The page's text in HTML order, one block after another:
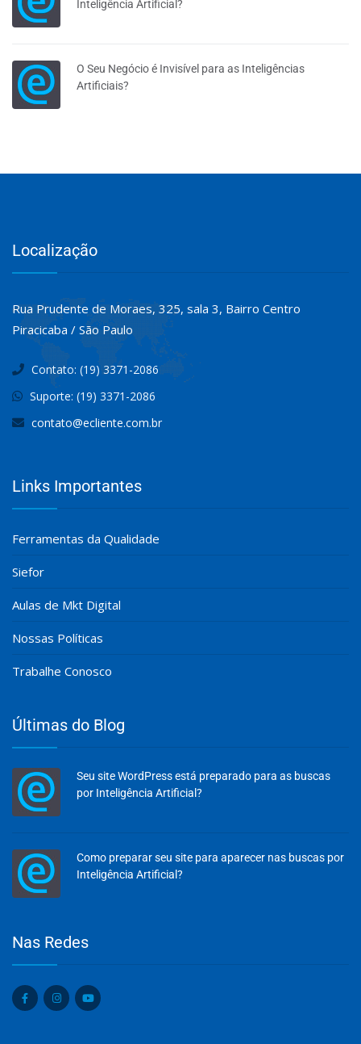
Inteligência Artificial?
O Seu Negócio é Invisível para as Inteligências
Artificiais?
Localização
Rua Prudente de Moraes, 325, sala 3, Bairro Centro
Piracicaba / São Paulo
Contato: (19) 3371-2086
Suporte: (19) 3371-2086
contato@ecliente.com.br
Links Importantes
Ferramentas da Qualidade
Siefor
Aulas de Mkt Digital
Nossas Políticas
Trabalhe Conosco
Últimas do Blog
Seu site WordPress está preparado para as buscas
por Inteligência Artificial?
Como preparar seu site para aparecer nas buscas por
Inteligência Artificial?
Nas Redes
Olá, insira seus dados para continuar.
Nome